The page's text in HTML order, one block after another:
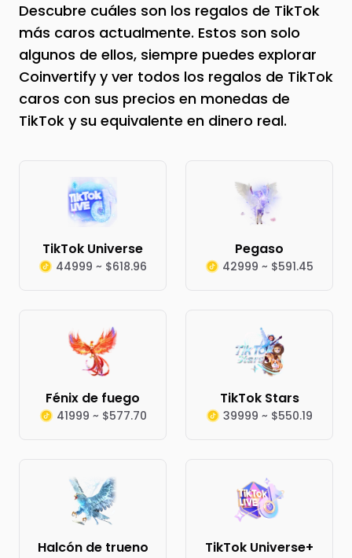
Descubre cuáles son los regalos de TikTok
más caros actualmente. Estos son solo
algunos de ellos, siempre puedes explorar
Coinvertify y ver todos los regalos de TikTok
caros con sus precios en monedas de
TikTok y su equivalente en dinero real.
TikTok Universe
44999 ~ $618.96
Pegaso
42999 ~ $591.45
Fénix de fuego
41999 ~ $577.70
TikTok Stars
39999 ~ $550.19
Halcón de trueno TikTok Universe+